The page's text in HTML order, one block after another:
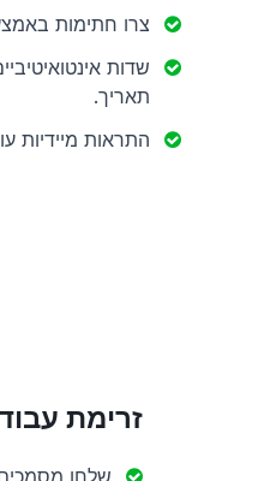
צרו חתימות
שדות
תאריך.
התראות מיידיות
זרימת
שלחו